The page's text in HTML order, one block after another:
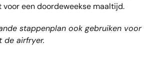
voor een doordeweekse maaltijd.
stappenplan ook gebruiken voor
de airfryer.